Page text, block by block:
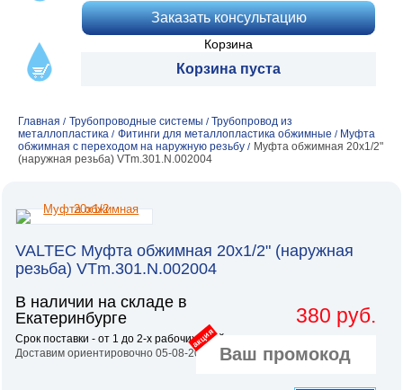
Заказать консультацию
Корзина
Корзина пуста
Главная / Трубопроводные системы / Трубопровод из
металлопластика / Фитинги для металлопластика обжимные / Муфта
обжимная с переходом на наружную резьбу / Муфта обжимная 20х1/2"
(наружная резьба) VTm.301.N.002004
VALTEC Муфта обжимная 20х1/2" (наружная
резьба) VTm.301.N.002004
В наличии на складе в
Екатеринбурге
Срок поставки - от 1 до 2-х рабочих дней.
Доставим ориентировочно 05-08-2026
380 руб.
акция